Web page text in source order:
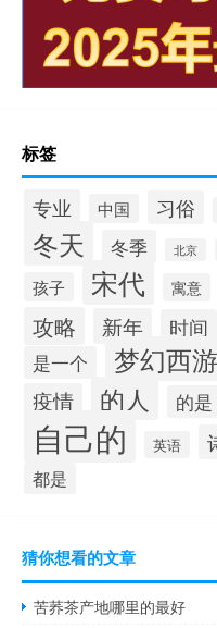
标签
专业 中国 习俗
冬天 冬季 北京
孩子 宋代 寓意
攻略 新年 时间
是一个 梦幻西游
疫情 的人 的是
自己的 英语
都是
猜你想看的文章
苦荞茶产地哪里的最好